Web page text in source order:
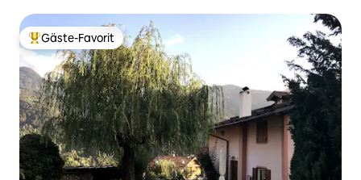
Beliebter Gäste-Favorit.
Gäste-Favorit